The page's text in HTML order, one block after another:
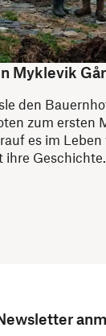
Myklevik
den
zum ersten
es im
Geschichte.